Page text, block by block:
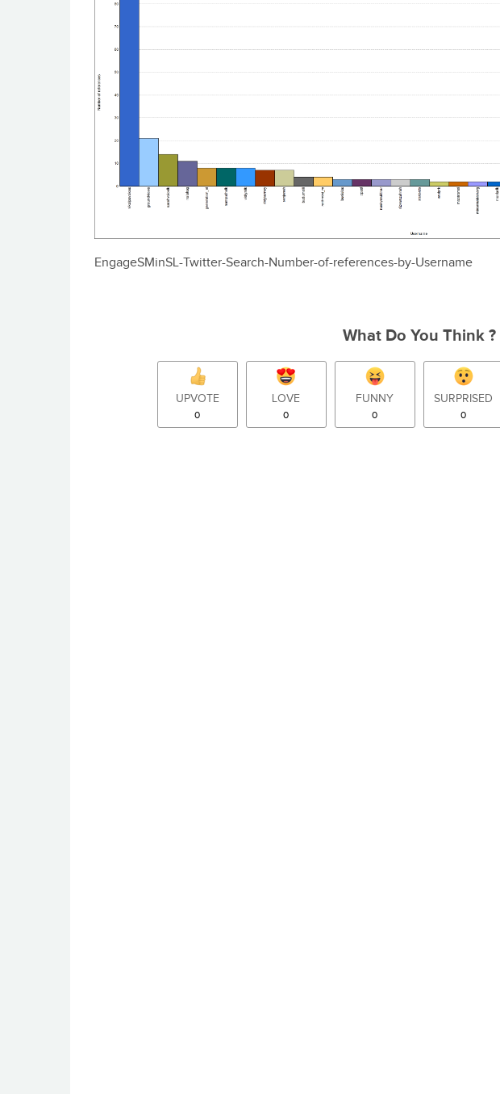
EngageSMinSL-Twitter-Search-Number-of-references-by-Username
What Do You Think ?
UPVOTE
0
LOVE
0
FUNNY
0
SURPRISED
0